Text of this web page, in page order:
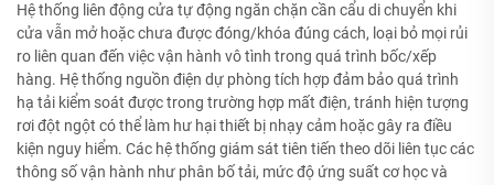
Hệ thống liên động cửa tự động ngăn chặn cần cẩu di chuyển khi
cửa vẫn mở hoặc chưa được đóng/khóa đúng cách, loại bỏ mọi rủi
ro liên quan đến việc vận hành vô tình trong quá trình bốc/xếp
hàng. Hệ thống nguồn điện dự phòng tích hợp đảm bảo quá trình
hạ tải kiểm soát được trong trường hợp mất điện, tránh hiện tượng
rơi đột ngột có thể làm hư hại thiết bị nhạy cảm hoặc gây ra điều
kiện nguy hiểm. Các hệ thống giám sát tiên tiến theo dõi liên tục các
thông số vận hành như phân bố tải, mức độ ứng suất cơ học và